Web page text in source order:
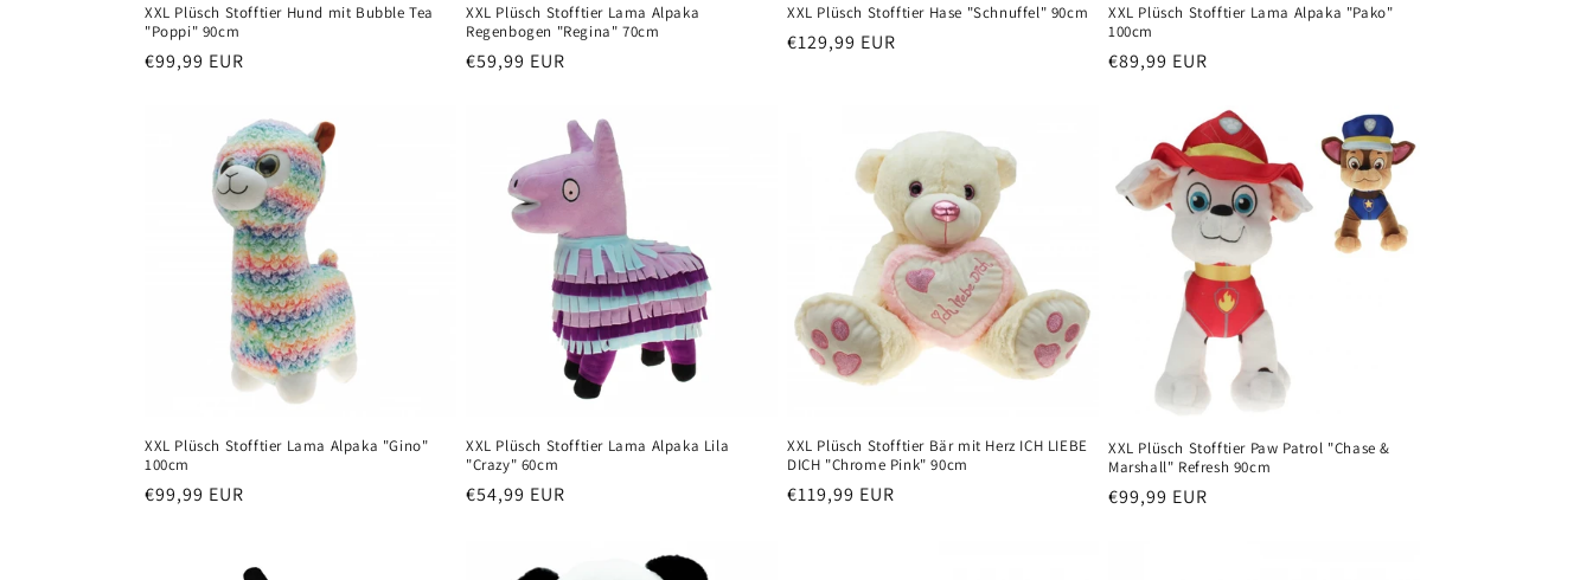
XXL Plüsch Stofftier Hund mit Bubble Tea
"Poppi" 90cm
Normaler
€99,99 EUR
XXL Plüsch Stofftier Lama Alpaka
Regenbogen "Regina" 70cm
Normaler
€59,99 EUR
XXL Plüsch Stofftier Hase "Schnuffel" 90cm
Normaler
€129,99 EUR
XXL Plüsch Stofftier Lama Alpaka "Pako"
100cm
Normaler
€89,99 EUR
XXL Plüsch Stofftier Lama Alpaka "Gino"
100cm
Normaler
€99,99 EUR
XXL Plüsch Stofftier Lama Alpaka Lila
"Crazy" 60cm
Normaler
€54,99 EUR
XXL Plüsch Stofftier Bär mit Herz ICH LIEBE
DICH "Chrome Pink" 90cm
Normaler
€119,99 EUR
XXL Plüsch Stofftier Paw Patrol "Chase &
Marshall" Refresh 90cm
Normaler
€99,99 EUR